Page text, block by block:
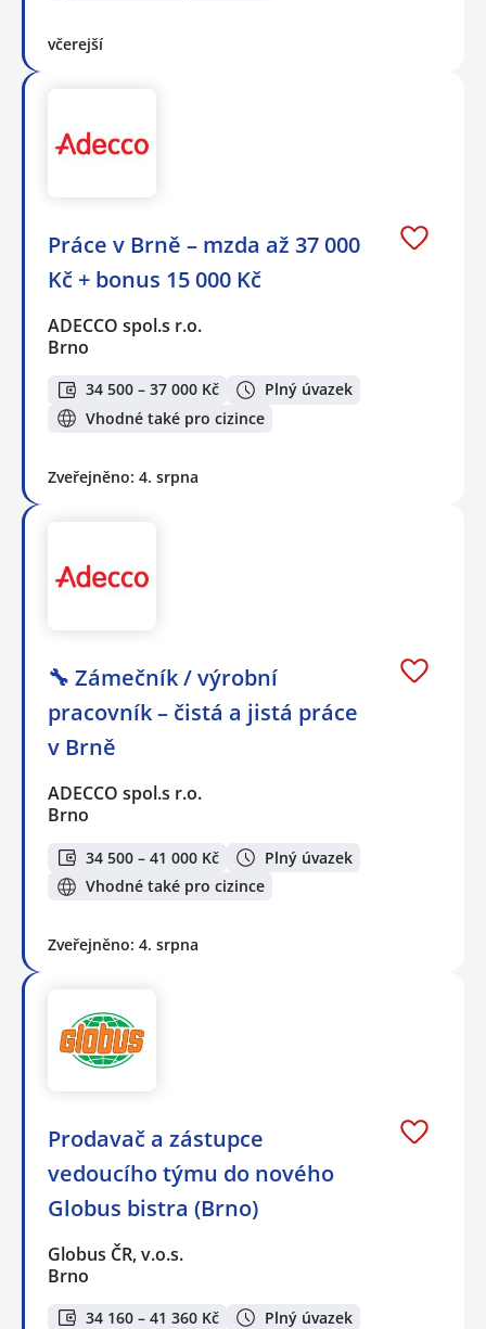
včerejší
Práce v Brně – mzda až 37 000
Kč + bonus 15 000 Kč
ADECCO spol.s r.o.
Brno
34 500 – 37 000 Kč
Plný úvazek
Vhodné také pro cizince
Zveřejněno: 4. srpna
🔧 Zámečník / výrobní
pracovník – čistá a jistá práce
v Brně
ADECCO spol.s r.o.
Brno
34 500 – 41 000 Kč
Plný úvazek
Vhodné také pro cizince
Zveřejněno: 4. srpna
Prodavač a zástupce
vedoucího týmu do nového
Globus bistra (Brno)
Globus ČR, v.o.s.
Brno
34 160 – 41 360 Kč Plný úvazek